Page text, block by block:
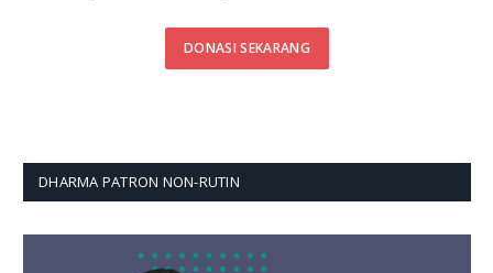
DONASI SEKARANG
DHARMA PATRON NON-RUTIN